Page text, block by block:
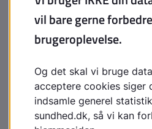
omsætte alkohol
derefter bliver omdannet til
Nogle mennesker mangler
processen. Hos disse
af acetaldehyd i stedet for at